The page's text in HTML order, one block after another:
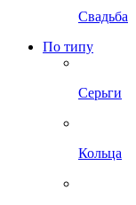
Свадьба
По типу
Серьги
Кольца